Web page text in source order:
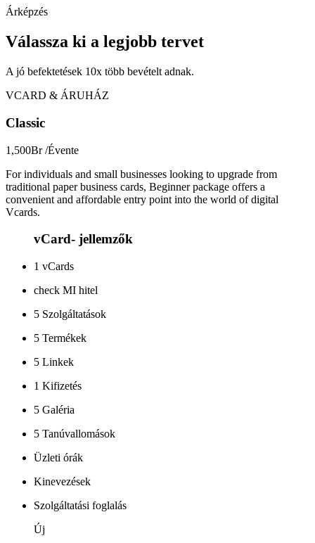
Árképzés
Válassza ki a legjobb tervet
A jó befektetések 10x több bevételt adnak.
VCARD & ÁRUHÁZ
Classic
1,500Br/Évente
For individuals and small businesses looking to upgrade from
traditional paper business cards, Beginner package offers a
convenient and affordable entry point into the world of digital
Vcards.
vCard- jellemzők
1 vCards
check MI hitel
5 Szolgáltatások
5 Termékek
5 Linkek
1 Kifizetés
5 Galéria
5 Tanúvallomások
Üzleti órák
Kinevezések
Szolgáltatási foglalás
Új